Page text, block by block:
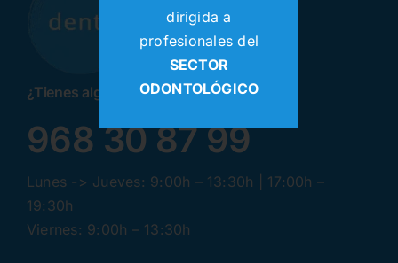
¿Tienes alguna pregunta? ¡Llamanos!
968 30 87 99
Lunes -> Jueves: 9:00h – 13:30h | 17:00h –
19:30h
Viernes: 9:00h – 13:30h
dirigida a
profesionales del
SECTOR
ODONTOLÓGICO